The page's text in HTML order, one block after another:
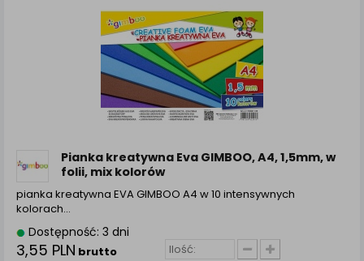
Pianka kreatywna Eva GIMBOO, A4, 1,5mm, w
folii, mix kolorów
pianka kreatywna EVA GIMBOO A4 w 10 intensywnych
kolorach…
Dostępność: 3 dni
3,55 PLN brutto
informacje o tym jak to zrobić . Te same informacje
znajdziesz także na podstronie z naszą polityką
prywatności obowiązującą od 25 maja 2018.
W przypadku użytkowników zalogowanych, aby
umożliwić prawidłową realizację Umowy z Państwem i
związane z tym prawidłowe działanie naszej strony
www, a w szczególności np. wysłanie potwierdzenia
Państwu prawidłowych informacji o promocjach czy
cenach indywidualnych, ważna jest Państwa
wcześniejsza zgoda której udzieliliście podczas
zakładania konta.
dowolnym momencie wycofać.